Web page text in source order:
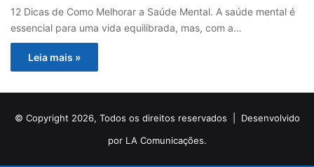
12 Dicas de Como Melhorar a Saúde Mental. A saúde mental é
essencial para uma vida equilibrada, mas, com a…
Leia mais »
© Copyright 2026, Todos os direitos reservados | Desenvolvido
por LA Comunicações.